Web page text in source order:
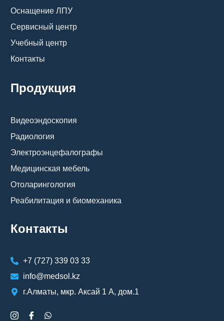
Оснащение ЛПУ
Сервисный центр
Учебный центр
Контакты
Продукция
Видеоэндоскопия
Радиология
Электроэнцефалографы
Медицинская мебель
Отоларингология
Реабилитация и биомеханика
Контакты
+7 (727) 339 03 33
info@medsol.kz
г.Алматы, мкр. Аксай 1 А, дом.1